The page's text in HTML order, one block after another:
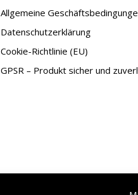
Allgemeine
Datenschutzerklärung
Cookie-Richtlinie (EU)
GPSR – Produkt sicher und